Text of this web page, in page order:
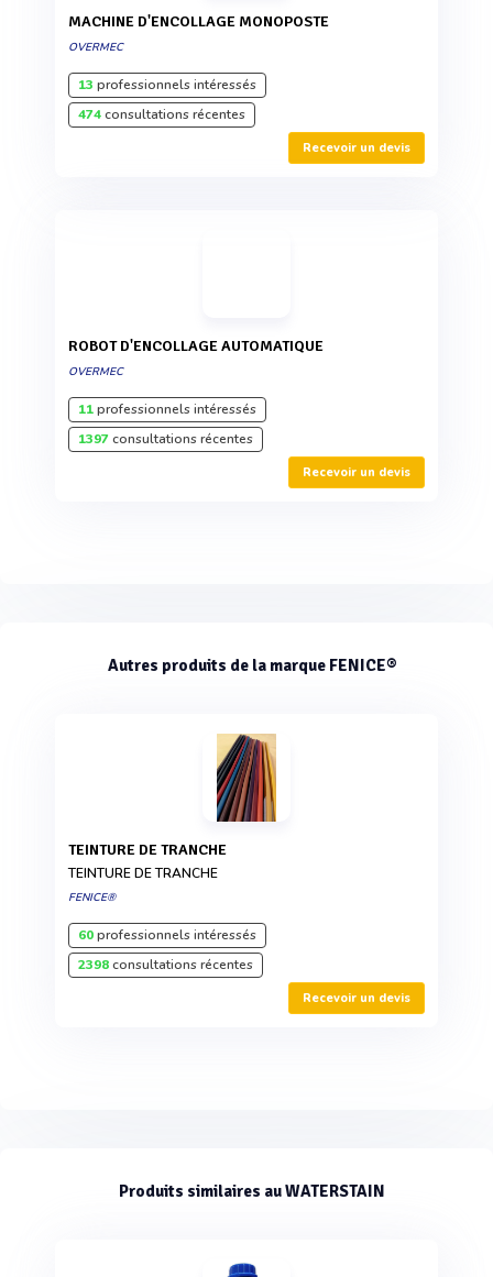
MACHINE D'ENCOLLAGE MONOPOSTE
OVERMEC
13 professionnels intéressés
474consultations récentes
Recevoir un devis
ROBOT D'ENCOLLAGE AUTOMATIQUE
OVERMEC
11professionnels intéressés
1397consultations récentes
Recevoir un devis
Autres produits de la marque FENICE®
TEINTURE DE TRANCHE
TEINTURE DE TRANCHE
FENICE®
60professionnels intéressés
2398consultations récentes
Recevoir un devis
Produits similaires au WATERSTAIN